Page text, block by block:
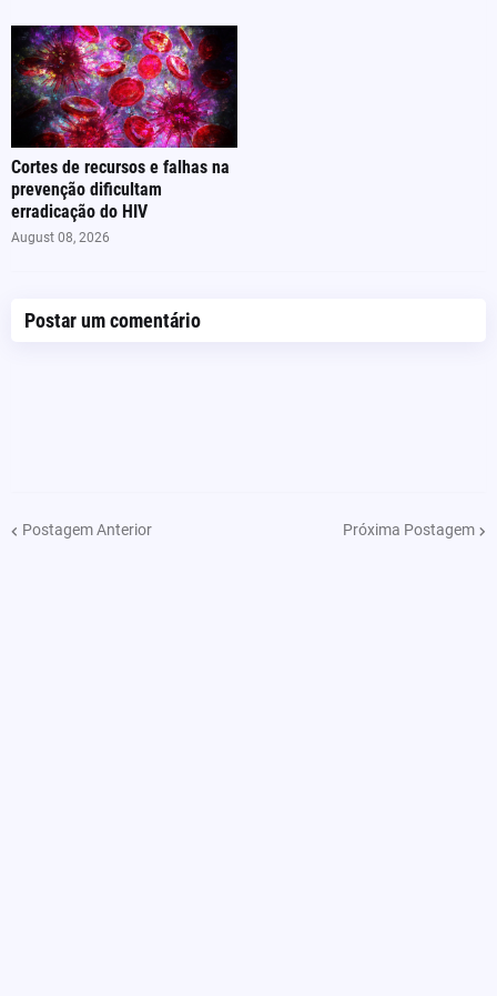
Cortes de recursos e falhas na
prevenção dificultam
erradicação do HIV
August 08, 2026
Postar um comentário
Postagem Anterior Próxima Postagem